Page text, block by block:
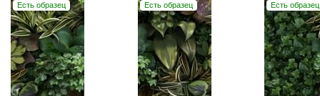
Есть образец Есть образец Есть образец